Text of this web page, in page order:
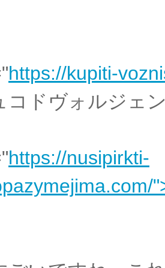
https://kupiti-
コドヴォルジェ
https://nusipirkti-